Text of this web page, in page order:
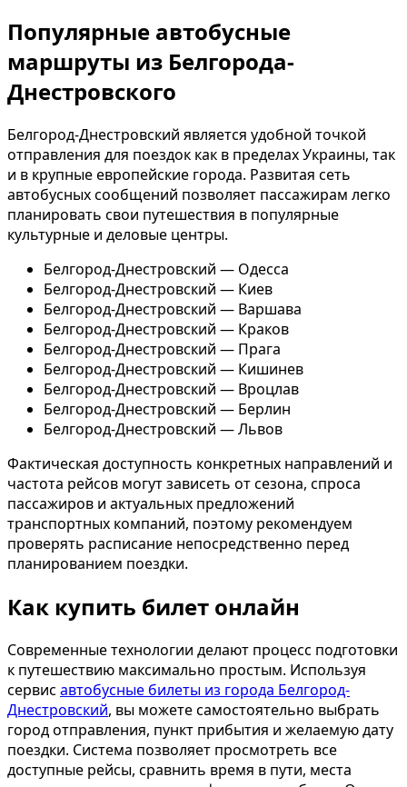
Популярные автобусные
маршруты из Белгорода-
Днестровского
Белгород-Днестровский является удобной точкой
отправления для поездок как в пределах Украины, так
и в крупные европейские города. Развитая сеть
автобусных сообщений позволяет пассажирам легко
планировать свои путешествия в популярные
культурные и деловые центры.
Белгород-Днестровский — Одесса
Белгород-Днестровский — Киев
Белгород-Днестровский — Варшава
Белгород-Днестровский — Краков
Белгород-Днестровский — Прага
Белгород-Днестровский — Кишинев
Белгород-Днестровский — Вроцлав
Белгород-Днестровский — Берлин
Белгород-Днестровский — Львов
Фактическая доступность конкретных направлений и
частота рейсов могут зависеть от сезона, спроса
пассажиров и актуальных предложений
транспортных компаний, поэтому рекомендуем
проверять расписание непосредственно перед
планированием поездки.
Как купить билет онлайн
Современные технологии делают процесс подготовки
к путешествию максимально простым. Используя
сервис автобусные билеты из города Белгород-
Днестровский, вы можете самостоятельно выбрать
город отправления, пункт прибытия и желаемую дату
поездки. Система позволяет просмотреть все
доступные рейсы, сравнить время в пути, места